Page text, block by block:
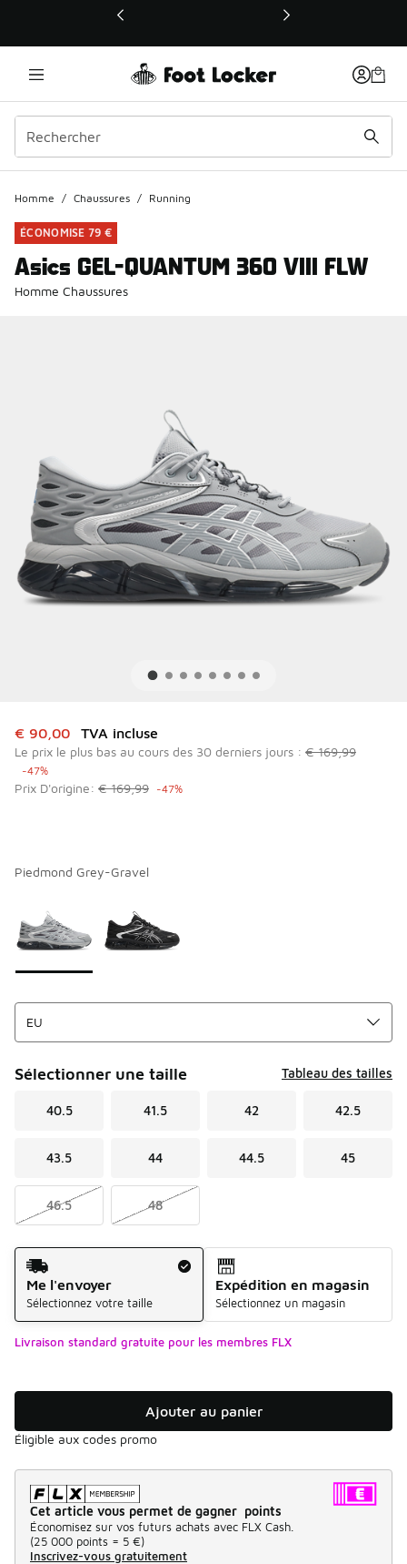
Ce lien ouvrira une nouvelle fenêtre
Homme / Chaussures / Running
ÉCONOMISE 79 €
Asics GEL-QUANTUM 360 VIII FLW
Homme Chaussures
Cet article est en promotion. Prix en baisse de à € 90,00
€ 90,00 TVA incluse
Le prix le plus bas au cours des 30 derniers jours : € 169,99
-47%
Prix D'origine: € 169,99 -47%
Piedmond Grey-Gravel
Sélectionner une taille Tableau des tailles
40.5 41.5 42 42.5
43.5 44 44.5 45
46.5 48
Mode d'expédition
Me l'envoyer
Sélectionnez votre taille
Expédition en magasin
Sélectionnez un magasin
Livraison standard gratuite pour les membres FLX
Ajouter au panier
Éligible aux codes promo
Cet article vous permet de gagner points
Économisez sur vos futurs achats avec FLX Cash.
(25 000 points = 5 €)
Inscrivez-vous gratuitement